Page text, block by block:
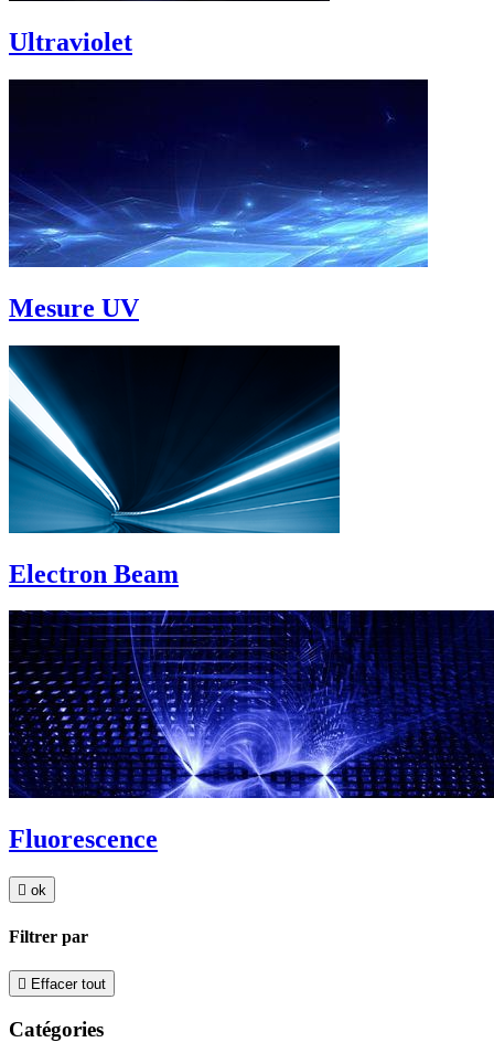
Ultraviolet
Mesure UV
Electron Beam
Fluorescence
 ok
Filtrer par
 Effacer tout
Catégories